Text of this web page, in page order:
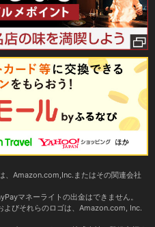
Amazon.com,Inc.またはその関連会社
マネーライトの出金はできません。
びそれらのロゴは、Amazon.com, Inc.